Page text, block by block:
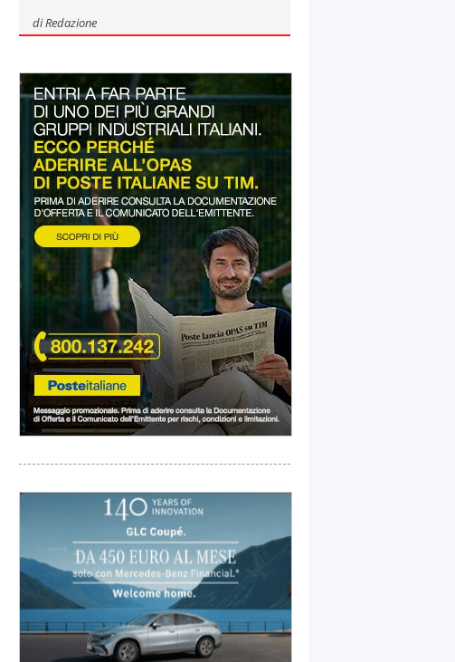
diRedazione